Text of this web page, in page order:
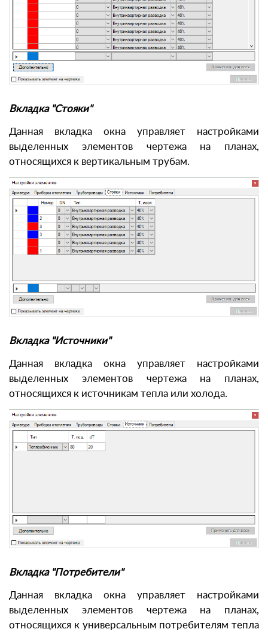
Вкладка "Стояки"
Данная вкладка окна управляет настройками
выделенных элементов чертежа на планах,
относящихся к вертикальным трубам.
Вкладка "Источники"
Данная вкладка окна управляет настройками
выделенных элементов чертежа на планах,
относящихся к источникам тепла или холода.
Вкладка "Потребители"
Данная вкладка окна управляет настройками
выделенных элементов чертежа на планах,
относящихся к универсальным потребителям тепла